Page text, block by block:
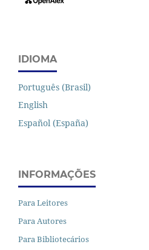
IDIOMA
Português (Brasil)
English
Español (España)
INFORMAÇÕES
Para Leitores
Para Autores
Para Bibliotecários